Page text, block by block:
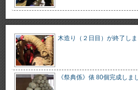
木造り（２日目）が終了し
《祭典係》俵 80個完成しま